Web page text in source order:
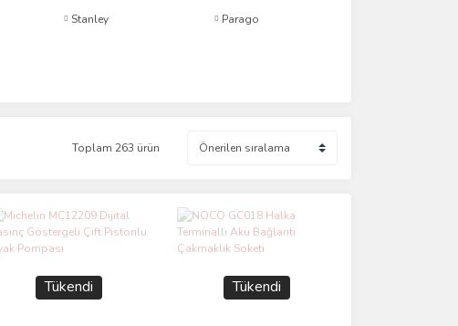
Stanley Parago
Toplam 263 ürün
Tükendi Tükendi